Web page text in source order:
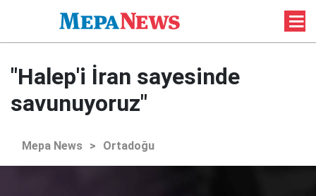
"Halep'i İran sayesinde
savunuyoruz"
Mepa News > Ortadoğu